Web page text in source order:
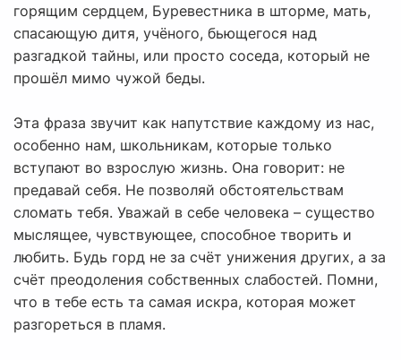
горящим сердцем, Буревестника в шторме, мать,
спасающую дитя, учёного, бьющегося над
разгадкой тайны, или просто соседа, который не
прошёл мимо чужой беды.
Эта фраза звучит как напутствие каждому из нас,
особенно нам, школьникам, которые только
вступают во взрослую жизнь. Она говорит: не
предавай себя. Не позволяй обстоятельствам
сломать тебя. Уважай в себе человека – существо
мыслящее, чувствующее, способное творить и
любить. Будь горд не за счёт унижения других, а за
счёт преодоления собственных слабостей. Помни,
что в тебе есть та самая искра, которая может
разгореться в пламя.